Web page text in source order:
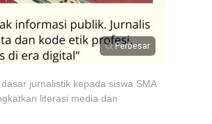
Perbesar
jurnalistik kepada siswa SMA
literasi media dan